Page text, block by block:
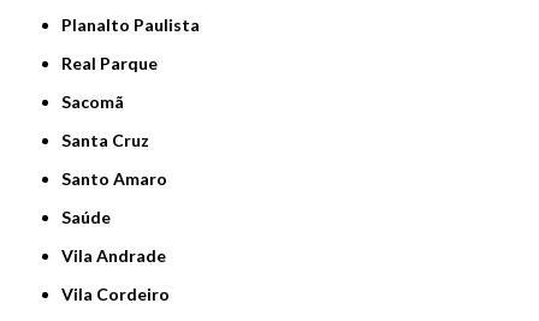
Planalto Paulista
Real Parque
Sacomã
Santa Cruz
Santo Amaro
Saúde
Vila Andrade
Vila Cordeiro